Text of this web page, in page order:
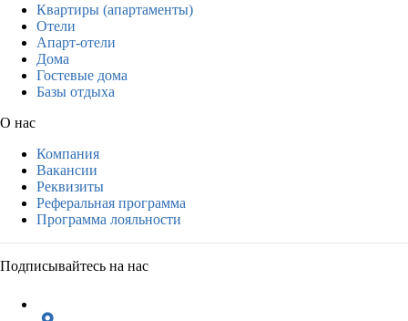
Квартиры (апартаменты)
Отели
Апарт-отели
Дома
Гостевые дома
Базы отдыха
О нас
Компания
Вакансии
Реквизиты
Реферальная программа
Программа лояльности
Подписывайтесь на нас